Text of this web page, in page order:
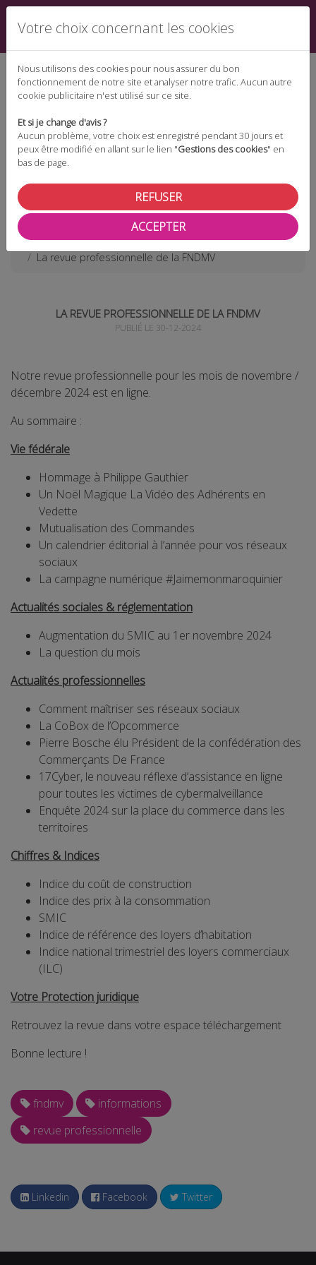
Espace téléchargement
Espace adhérent
Les actualités
La revue professionnelle de la FNDMV
LA REVUE PROFESSIONNELLE DE LA FNDMV
PUBLIÉ LE 30-12-2024
Notre revue professionnelle pour les mois de novembre /
décembre 2024 est en ligne.
Au sommaire :
Vie fédérale
Hommage à Philippe Gauthier
Un Noël Magique La Vidéo des Adhérents en
Vedette
Mutualisation des Commandes
Un calendrier éditorial à l’année pour vos réseaux
sociaux
La campagne numérique #Jaimemonmaroquinier
Actualités sociales & réglementation
Augmentation du SMIC au 1er novembre 2024
La question du mois
Actualités professionnelles
Comment maîtriser ses réseaux sociaux
La CoBox de l’Opcommerce
Pierre Bosche élu Président de la confédération des
Commerçants De France
17Cyber, le nouveau réflexe d’assistance en ligne
pour toutes les victimes de cybermalveillance
Enquête 2024 sur la place du commerce dans les
territoires
Chiffres & Indices
Indice du coût de construction
Indice des prix à la consommation
SMIC
Indice de référence des loyers d’habitation
Indice national trimestriel des loyers commerciaux
(ILC)
Votre Protection juridique
Retrouvez la revue dans votre espace téléchargement
Bonne lecture !
fndmv
informations
revue professionnelle
Linkedin Facebook Twitter
Votre choix concernant les cookies
Nous utilisons des cookies pour nous assurer du bon
fonctionnement de notre site et analyser notre trafic. Aucun autre
cookie publicitaire n'est utilisé sur ce site.
Et si je change d'avis ?
Aucun problème, votre choix est enregistré pendant 30 jours et
peux être modifié en allant sur le lien "Gestions des cookies" en
bas de page.
REFUSER
ACCEPTER